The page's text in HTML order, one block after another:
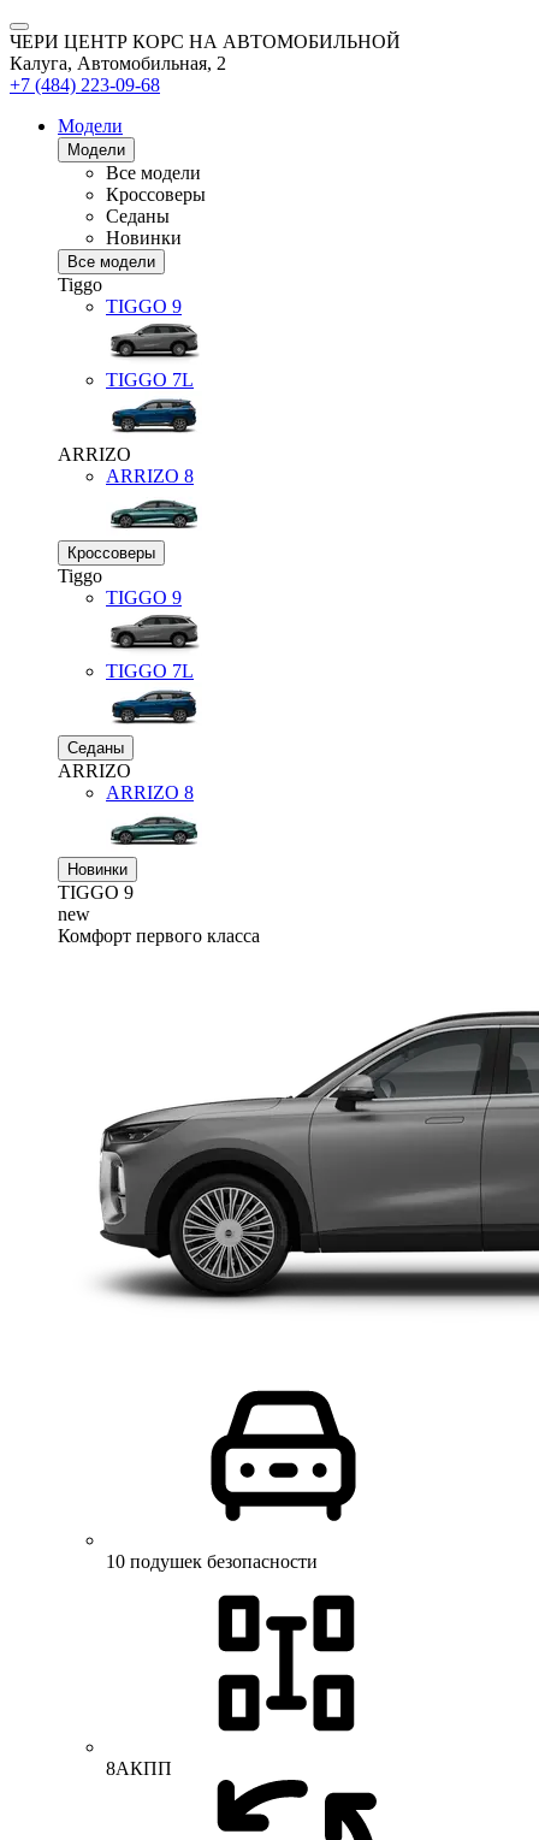
ЧЕРИ ЦЕНТР КОРС НА АВТОМОБИЛЬНОЙ
Калуга, Автомобильная, 2
+7 (484) 223-09-68
Модели
Модели
Все модели
Кроссоверы
Седаны
Новинки
Все модели
Tiggo
TIGGO 9
TIGGO 7L
ARRIZO
ARRIZO 8
Кроссоверы
Tiggo
TIGGO 9
TIGGO 7L
Седаны
ARRIZO
ARRIZO 8
Новинки
TIGGO 9
new
Комфорт первого класса
10 подушек безопасности
8АКПП